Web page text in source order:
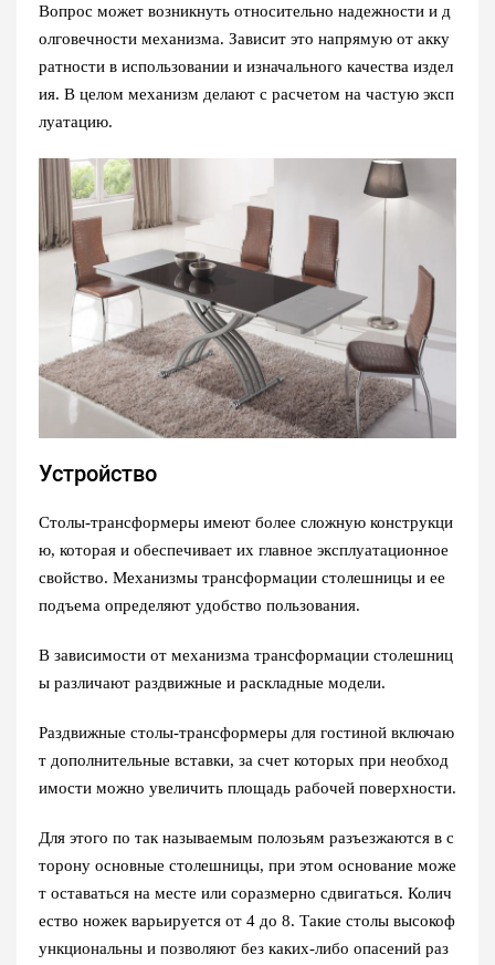
Вопрос может возникнуть относительно надежности и д
олговечности механизма. Зависит это напрямую от акку
ратности в использовании и изначального качества издел
ия. В целом механизм делают с расчетом на частую эксп
луатацию.
Устройство
Столы-трансформеры имеют более сложную конструкци
ю, которая и обеспечивает их главное эксплуатационное
свойство. Механизмы трансформации столешницы и ее
подъема определяют удобство пользования.
В зависимости от механизма трансформации столешниц
ы различают раздвижные и раскладные модели.
Раздвижные столы-трансформеры для гостиной включаю
т дополнительные вставки, за счет которых при необход
имости можно увеличить площадь рабочей поверхности.
Для этого по так называемым полозьям разъезжаются в с
торону основные столешницы, при этом основание може
т оставаться на месте или соразмерно сдвигаться. Колич
ество ножек варьируется от 4 до 8. Такие столы высокоф
ункциональны и позволяют без каких-либо опасений раз